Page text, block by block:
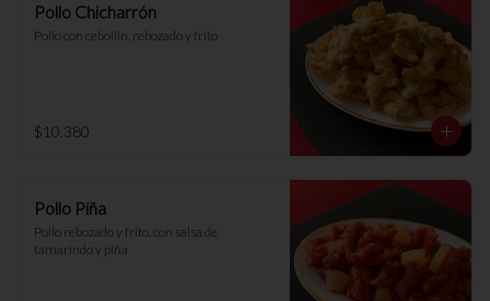
Pollo Chicharrón
Pollo con cebollín, rebozado y frito
$10.380
Pollo Piña
Pollo rebozado y frito, con salsa de
tamarindo y piña